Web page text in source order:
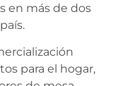
en más de dos
para el hogar,